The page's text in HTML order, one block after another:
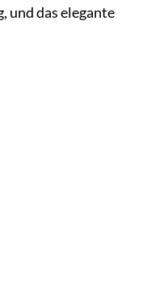
und das elegante